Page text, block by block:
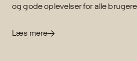
og gode oplevelser for alle
Læs mere